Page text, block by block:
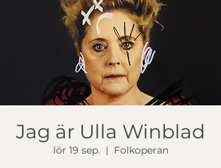
Jag är Ulla Winblad
lör 19 sep.
  |
Folkoperan